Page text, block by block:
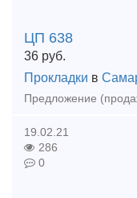
ЦП 638
36 руб.
Прокладки в
19.02.21
286
0